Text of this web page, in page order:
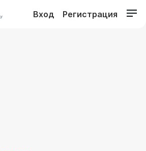
Вход Регистрация